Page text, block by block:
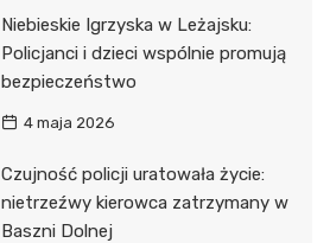
Niebieskie Igrzyska w Leżajsku:
Policjanci i dzieci wspólnie promują
bezpieczeństwo
4 maja 2026
Czujność policji uratowała życie:
nietrzeźwy kierowca zatrzymany w
Baszni Dolnej